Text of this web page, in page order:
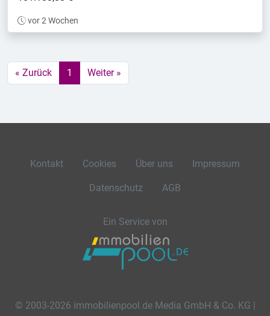
vor 2 Wochen
« Zurück 1 Weiter »
Kontakt Cookies Über uns Impressum
Datenschutz AGB
Ein Service von
© 2003-2026 immobilienpool.de Media GmbH & Co. KG |